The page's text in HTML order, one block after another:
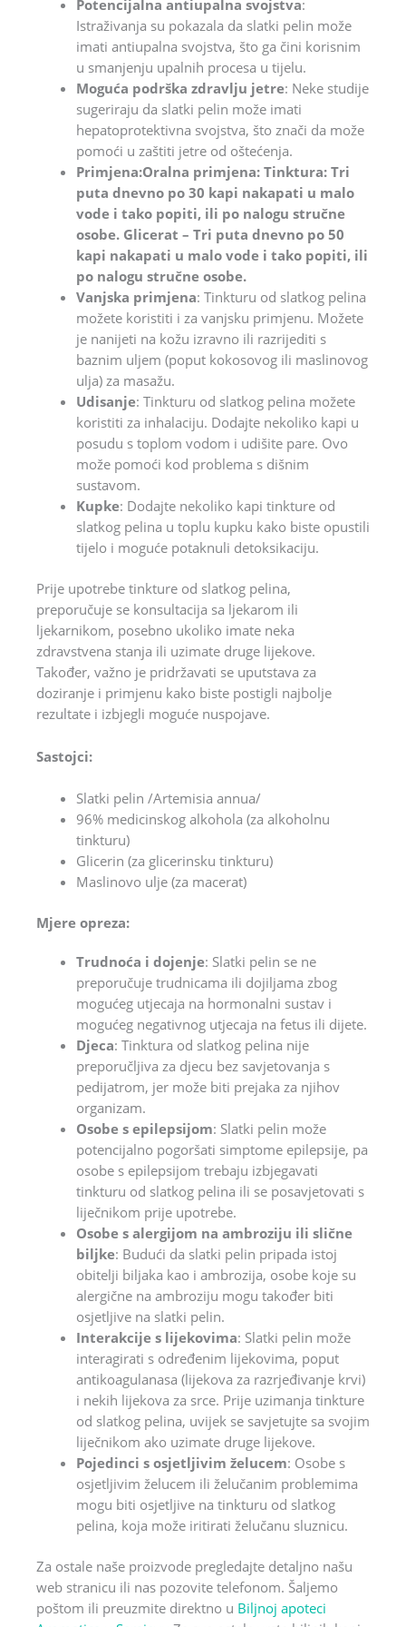
Potencijalna antiupalna svojstva:
Istraživanja su pokazala da slatki pelin može
imati antiupalna svojstva, što ga čini korisnim
u smanjenju upalnih procesa u tijelu.
Moguća podrška zdravlju jetre: Neke studije
sugeriraju da slatki pelin može imati
hepatoprotektivna svojstva, što znači da može
pomoći u zaštiti jetre od oštećenja.
Primjena:Oralna primjena: Tinktura: Tri
puta dnevno po 30 kapi nakapati u malo
vode i tako popiti, ili po nalogu stručne
osobe. Glicerat – Tri puta dnevno po 50
kapi nakapati u malo vode i tako popiti, ili
po nalogu stručne osobe.
Vanjska primjena: Tinkturu od slatkog pelina
možete koristiti i za vanjsku primjenu. Možete
je nanijeti na kožu izravno ili razrijediti s
baznim uljem (poput kokosovog ili maslinovog
ulja) za masažu.
Udisanje: Tinkturu od slatkog pelina možete
koristiti za inhalaciju. Dodajte nekoliko kapi u
posudu s toplom vodom i udišite pare. Ovo
može pomoći kod problema s dišnim
sustavom.
Kupke: Dodajte nekoliko kapi tinkture od
slatkog pelina u toplu kupku kako biste opustili
tijelo i moguće potaknuli detoksikaciju.
Prije upotrebe tinkture od slatkog pelina,
preporučuje se konsultacija sa ljekarom ili
ljekarnikom, posebno ukoliko imate neka
zdravstvena stanja ili uzimate druge lijekove.
Također, važno je pridržavati se uputstava za
doziranje i primjenu kako biste postigli najbolje
rezultate i izbjegli moguće nuspojave.
Sastojci:
Slatki pelin /Artemisia annua/
96% medicinskog alkohola (za alkoholnu
tinkturu)
Glicerin (za glicerinsku tinkturu)
Maslinovo ulje (za macerat)
Mjere opreza:
Trudnoća i dojenje: Slatki pelin se ne
preporučuje trudnicama ili dojiljama zbog
mogućeg utjecaja na hormonalni sustav i
mogućeg negativnog utjecaja na fetus ili dijete.
Djeca: Tinktura od slatkog pelina nije
preporučljiva za djecu bez savjetovanja s
pedijatrom, jer može biti prejaka za njihov
organizam.
Osobe s epilepsijom: Slatki pelin može
potencijalno pogoršati simptome epilepsije, pa
osobe s epilepsijom trebaju izbjegavati
tinkturu od slatkog pelina ili se posavjetovati s
liječnikom prije upotrebe.
Osobe s alergijom na ambroziju ili slične
biljke: Budući da slatki pelin pripada istoj
obitelji biljaka kao i ambrozija, osobe koje su
alergične na ambroziju mogu također biti
osjetljive na slatki pelin.
Interakcije s lijekovima: Slatki pelin može
interagirati s određenim lijekovima, poput
antikoagulanasa (lijekova za razrjeđivanje krvi)
i nekih lijekova za srce. Prije uzimanja tinkture
od slatkog pelina, uvijek se savjetujte sa svojim
liječnikom ako uzimate druge lijekove.
Pojedinci s osjetljivim želucem: Osobe s
osjetljivim želucem ili želučanim problemima
mogu biti osjetljive na tinkturu od slatkog
pelina, koja može iritirati želučanu sluznicu.
Za ostale naše proizvode pregledajte detaljno našu
web stranicu ili nas pozovite telefonom. Šaljemo
poštom ili preuzmite direktno u Biljnoj apoteci